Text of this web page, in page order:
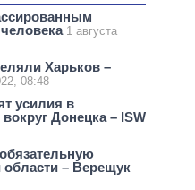
1 августа
Харьков –
08:48
усилия в
Донецка – ISW
– Верещук